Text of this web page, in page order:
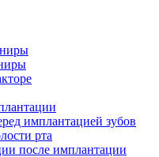
имплантацией зубов
рта
после имплантации